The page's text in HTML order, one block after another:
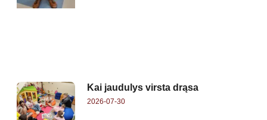
Kai jaudulys virsta drąsa
2026-07-30